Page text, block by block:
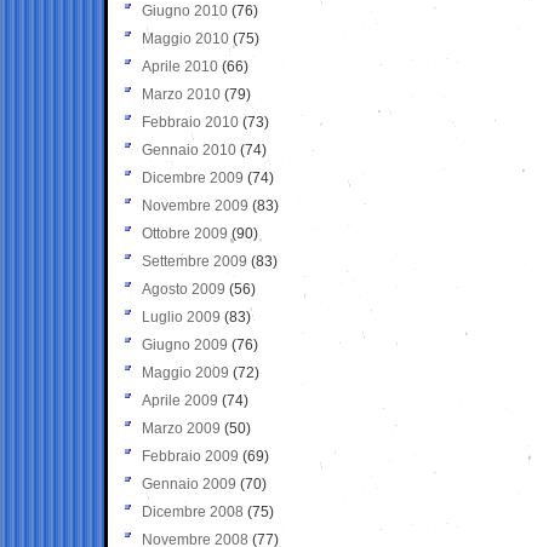
Giugno 2010 (76)
Maggio 2010 (75)
Aprile 2010 (66)
Marzo 2010 (79)
Febbraio 2010 (73)
Gennaio 2010 (74)
Dicembre 2009 (74)
Novembre 2009 (83)
Ottobre 2009 (90)
Settembre 2009 (83)
Agosto 2009 (56)
Luglio 2009 (83)
Giugno 2009 (76)
Maggio 2009 (72)
Aprile 2009 (74)
Marzo 2009 (50)
Febbraio 2009 (69)
Gennaio 2009 (70)
Dicembre 2008 (75)
Novembre 2008 (77)